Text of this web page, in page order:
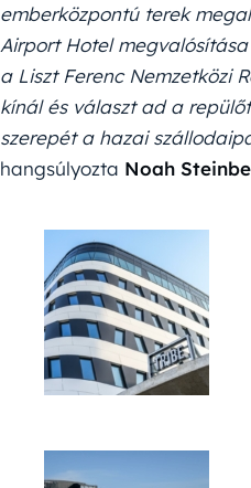
emberközpontú terek
Airport Hotel
a Liszt Ferenc Nemzetközi
kínál és választ ad a
szerepét a hazai
hangsúlyozta Noah